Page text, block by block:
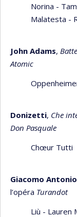
Norina -
Malatesta -
John Adams,
Atomic
Donizetti, Che
Don Pasquale
Chœur Tutti
Giacomo
l’opéra Turandot
Liù - Lauren